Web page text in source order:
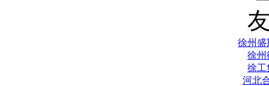
徐州盛
徐州
徐工
河北